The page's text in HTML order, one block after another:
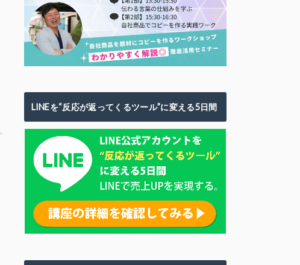
LINEを“反応が返ってくるツール”に変える5日間